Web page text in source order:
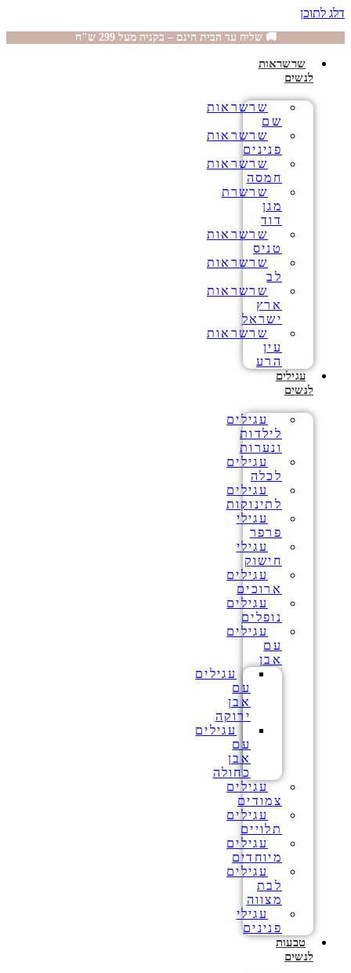
דלג לתוכן
🚚 שליח עד הבית חינם – בקניה מעל 299 ש"ח
שרשראות
לנשים
שרשראות
שם
שרשראות
פנינים
שרשראות
חמסה
שרשרת
מגן
דוד
שרשראות
טניס
שרשראות
לב
שרשראות
ארץ
ישראל
שרשראות
עין
הרע
עגילים
לנשים
עגילים
לילדות
ונערות
עגילים
לכלה
עגילים
לתינוקות
עגילי
פרפר
עגילי
חישוק
עגילים
ארוכים
עגילים
נופלים
עגילים
עם
אבן
עגילים
עם
אבן
ירוקה
עגילים
עם
אבן
כחולה
עגילים
צמודים
עגילים
תלויים
עגילים
מיוחדים
עגילים
לבת
מצווה
עגילי
פנינים
טבעות
לנשים